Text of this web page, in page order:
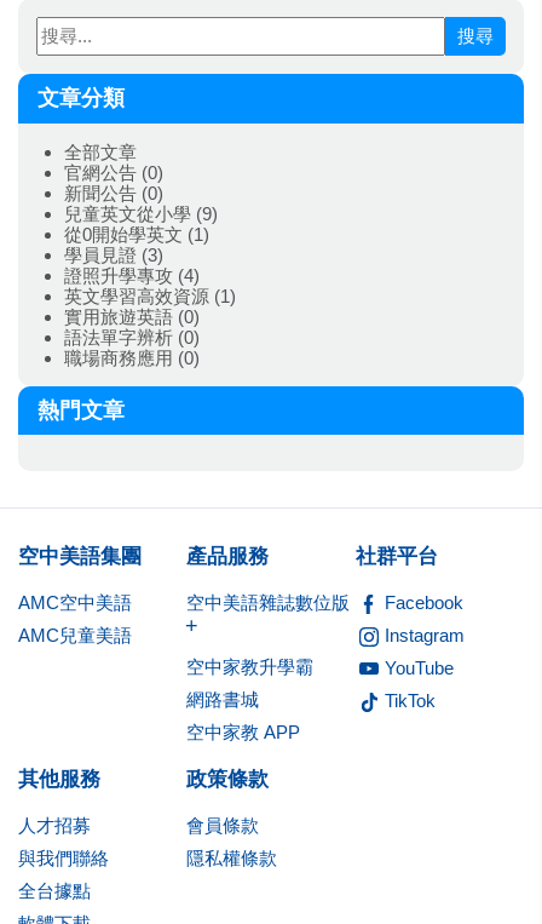
搜尋
文章分類
全部文章
官網公告(0)
新聞公告(0)
兒童英文從小學(9)
從0開始學英文 (1)
學員見證 (3)
證照升學專攻(4)
英文學習高效資源(1)
實用旅遊英語(0)
語法單字辨析(0)
職場商務應用 (0)
熱門文章
空中美語集團
AMC空中美語
AMC兒童美語
產品服務
空中美語雜誌數位版
+
空中家教升學霸
網路書城
空中家教 APP
社群平台
Facebook
Instagram
YouTube
TikTok
其他服務
人才招募
與我們聯絡
全台據點
政策條款
會員條款
隱私權條款